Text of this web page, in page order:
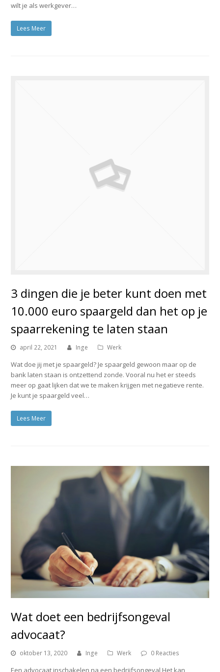
wilt je als werkgever…
Lees Meer
3 dingen die je beter kunt doen met
10.000 euro spaargeld dan het op je
spaarrekening te laten staan
april 22, 2021 Inge Werk
Wat doe jij met je spaargeld? Je spaargeld gewoon maar op de
bank laten staan is ontzettend zonde. Vooral nu het er steeds
meer op gaat lijken dat we te maken krijgen met negatieve rente.
Je kunt je spaargeld veel…
Lees Meer
Wat doet een bedrijfsongeval
advocaat?
oktober 13, 2020 Inge Werk 0 Reacties
Een advocaat inschakelen na een bedrijfsongeval Het kan